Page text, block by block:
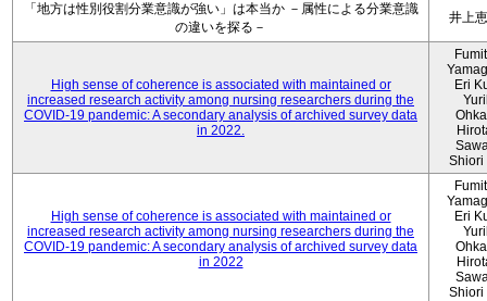
「地方は性別役割分業意識が強い」は本当か －属性による分業意識
の違いを探る－
井上
High sense of coherence is associated with maintained or
increased research activity among nursing researchers during the
COVID-19 pandemic: A secondary analysis of archived survey data
in 2022.
Eri
Shiori
High sense of coherence is associated with maintained or
increased research activity among nursing researchers during the
COVID-19 pandemic: A secondary analysis of archived survey data
in 2022
Eri
Shiori